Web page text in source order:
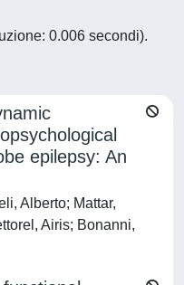
0.006 secondi).
epilepsy: An
Alberto; Mattar,
Airis; Bonanni,